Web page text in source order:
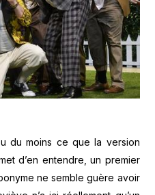
du moins ce que la version
d’en entendre, un premier
ne semble guère avoir